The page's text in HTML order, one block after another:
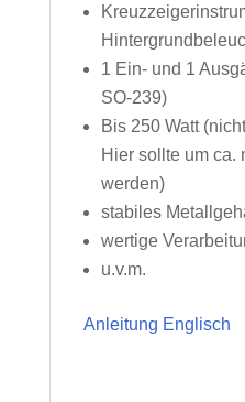
1 Ein- und 1
SO-239)
Bis 250 Watt
Hier sollte um ca.
werden)
stabiles
wertige
u.v.m.
Anleitung Englisch